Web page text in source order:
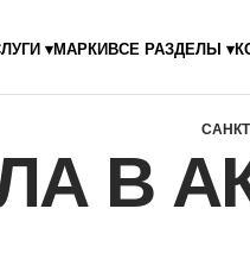
▾МАРКИВСЕ РАЗДЕЛЫ ▾
В